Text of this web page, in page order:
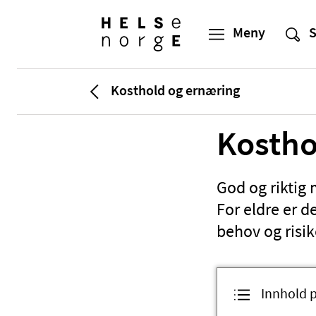
Kosthold og ernæring
God og riktig
For eldre er
behov og
Innhold